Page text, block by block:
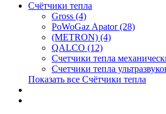
Счётчики тепла
Gross (4)
PoWoGaz Apator (28)
(METRON) (4)
QALCO (12)
Счетчики тепла
Счетчики тепла
Показать все Счётчики тепла